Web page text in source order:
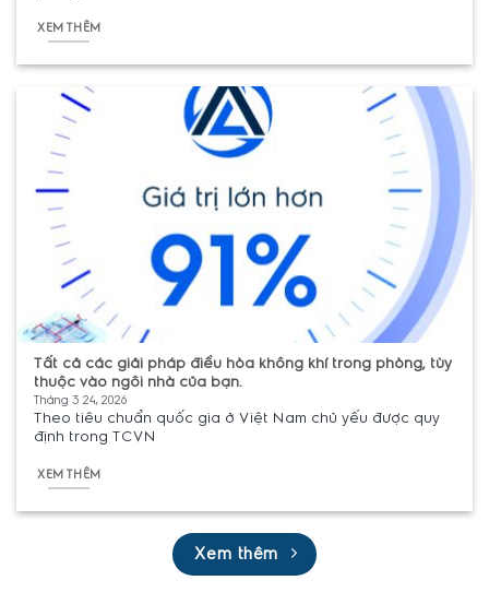
XEM THÊM
Tất cả các giải pháp điều hòa không khí trong phòng, tùy
thuộc vào ngôi nhà của bạn.
Tháng 3 24, 2026
Theo tiêu chuẩn quốc gia ở Việt Nam chủ yếu được quy
định trong TCVN
XEM THÊM
Xem thêm